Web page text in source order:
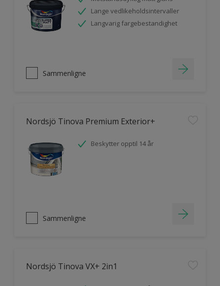
Lange vedlikeholdsintervaller
Langvarig fargebestandighet
Sammenligne
Nordsjö Tinova Premium Exterior+
Beskytter opptil 14 år
Sammenligne
Nordsjö Tinova VX+ 2in1